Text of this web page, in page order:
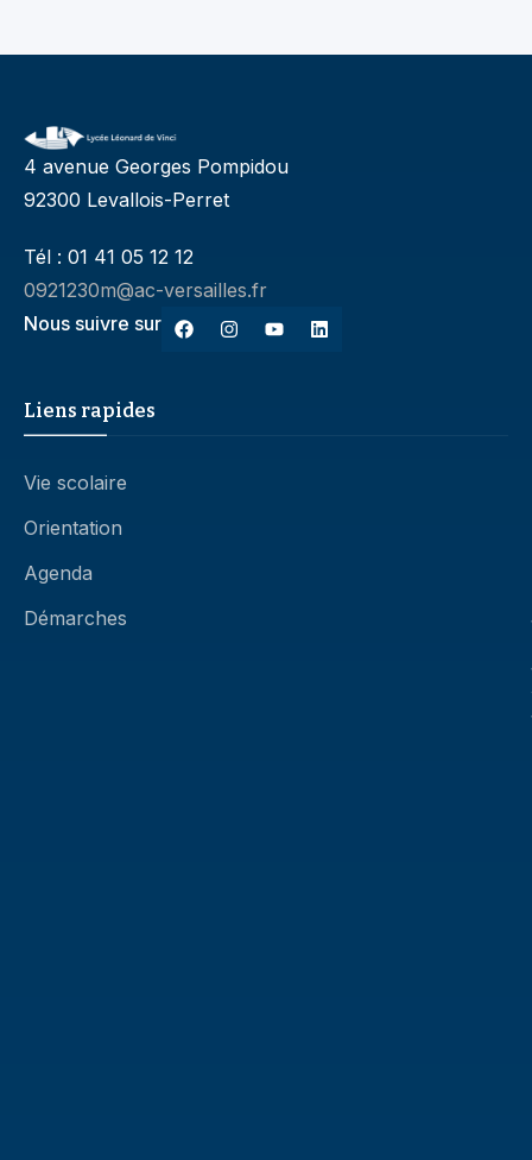
4 avenue Georges Pompidou
92300 Levallois-Perret
Tél : 01 41 05 12 12
0921230m@ac-versailles.fr
Nous suivre sur
Liens rapides
Vie scolaire
Orientation
Agenda
Démarches